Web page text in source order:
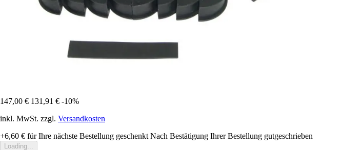
147,00 € 131,91 € -10%
inkl. MwSt. zzgl. Versandkosten
+6,60 € für Ihre nächste Bestellung geschenkt Nach Bestätigung Ihrer Bestellung gutgeschrieben
Loading...